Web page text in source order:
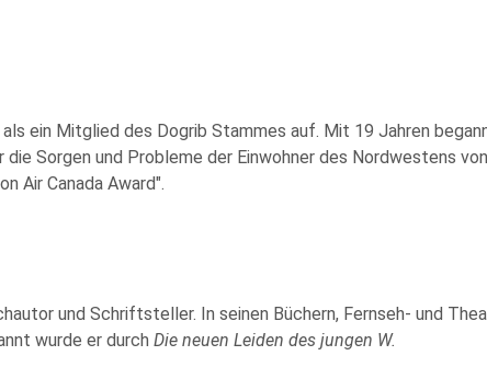
ein Mitglied des Dogrib Stammes auf. Mit 19 Jahren
Sorgen und Probleme der Einwohner des Nordwestens
Air Canada Award".
und Schriftsteller. In seinen Büchern, Fernseh- und
wurde er durch Die neuen Leiden des jungen W.